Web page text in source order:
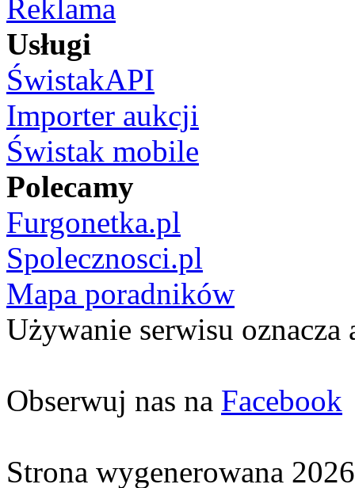
Reklama
Usługi
ŚwistakAPI
Importer aukcji
Świstak mobile
Polecamy
Furgonetka.pl
Spolecznosci.pl
Mapa poradników
Używanie serwisu oznacza
Obserwuj nas na Facebook
Strona wygenerowana